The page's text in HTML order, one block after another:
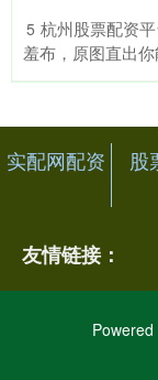
5 杭州股票配资
羞布，原图直出
实配网配资
股
友情链接：
Powered